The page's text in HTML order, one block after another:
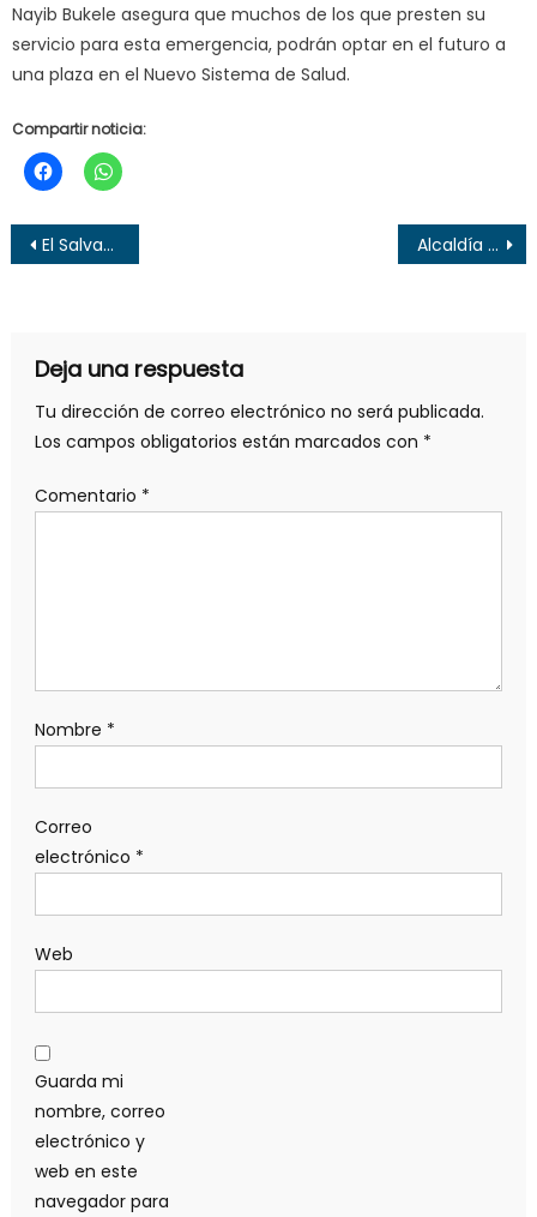
Nayib Bukele asegura que muchos de los que presten su
servicio para esta emergencia, podrán optar en el futuro a
una plaza en el Nuevo Sistema de Salud.
Compartir noticia:
Navegación
de
El Salvador ya pasa de los mil casos confirmados de Covid-19 Alcaldía de Santa Ana contratará transporte para canastas solidarias
Deja una respuesta
Tu dirección de correo electrónico no será publicada.
Los campos obligatorios están marcados con *
Comentario *
Nombre *
Correo
electrónico *
Web
Guarda mi
nombre, correo
electrónico y
web en este
navegador para